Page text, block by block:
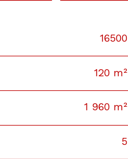
16500
120 m²
1 960 m²
5